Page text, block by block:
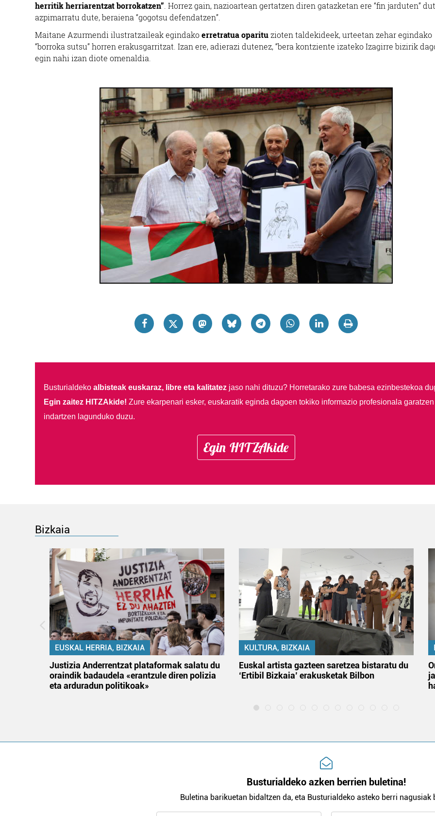
herritik herriarentzat borrokatzen” . Horrez gain, nazioartean gertatzen diren gatazketan ere “fin jarduten”
azpimarratu dute, beraiena “gogotsu defendatzen”.
Maitane Azurmendi ilustratzaileak egindakoerretratua oparitu zioten taldekideek, urteetan zehar egindako
“borroka sutsu” horren erakusgarritzat. Izan ere, adierazi dutenez, “bera kontziente izateko Izagirre bizirik
egin nahi izan diote omenaldia.
Busturialdeko albisteak euskaraz, libre eta kalitatezjaso nahi dituzu? Horretarako zure babesa ezinbestekoa
Egin zaitez HITZAkide! Zure ekarpenari esker, euskaratik eginda dagoen tokiko informazio profesionala garatzen
indartzen lagunduko duzu.
Egin HITZAkide
Bizkaia
EUSKAL HERRIA, BIZKAIA
Justizia Anderrentzat plataformak salatu du
oraindik badaudela «erantzule diren polizia
eta arduradun politikoak»
KULTURA, BIZKAIA
Euskal artista gazteen saretzea bistaratu du
‘Ertibil Bizkaia’ erakusketak Bilbon
Busturialdeko azken berrien buletina!
Buletina barikuetan bidaltzen da, eta Busturialdeko asteko berri nagusiak